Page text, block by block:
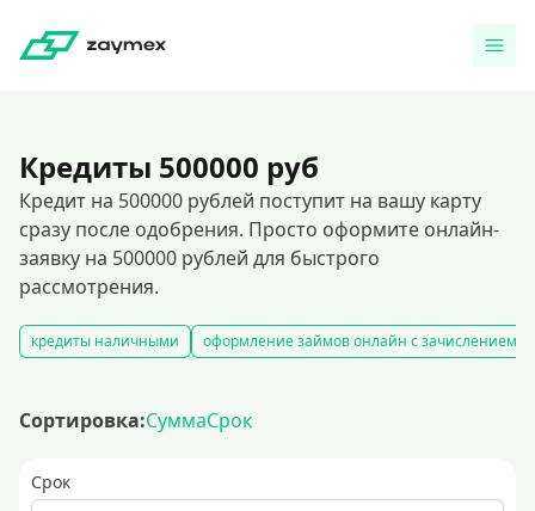
Кредиты 500000 руб
Кредит на 500000 рублей поступит на вашу карту
сразу после одобрения. Просто оформите онлайн-
заявку на 500000 рублей для быстрого
рассмотрения.
кредиты наличными оформление займов онлайн с зачислением
Сортировка:СуммаСрок
Срок